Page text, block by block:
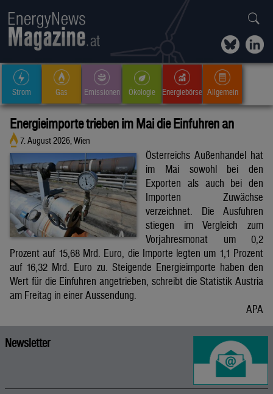
Strom Gas Emissionen Ökologie Energiebörse Allgemein
Energieimporte trieben im Mai die Einfuhren an
7. August 2026, Wien
Österreichs Außenhandel hat
im Mai sowohl bei den
Exporten als auch bei den
Importen Zuwächse
verzeichnet. Die Ausfuhren
stiegen im Vergleich zum
Vorjahresmonat um 0,2
Prozent auf 15,68 Mrd. Euro, die Importe legten um 1,1 Prozent
auf 16,32 Mrd. Euro zu. Steigende Energieimporte haben den
Wert für die Einfuhren angetrieben, schreibt die Statistik Austria
am Freitag in einer Aussendung.
APA
Newsletter